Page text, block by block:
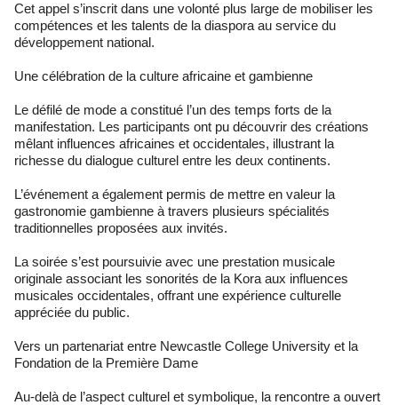
Cet appel s’inscrit dans une volonté plus large de mobiliser les
compétences et les talents de la diaspora au service du
développement national.
Une célébration de la culture africaine et gambienne
Le défilé de mode a constitué l’un des temps forts de la
manifestation. Les participants ont pu découvrir des créations
mêlant influences africaines et occidentales, illustrant la
richesse du dialogue culturel entre les deux continents.
L’événement a également permis de mettre en valeur la
gastronomie gambienne à travers plusieurs spécialités
traditionnelles proposées aux invités.
La soirée s’est poursuivie avec une prestation musicale
originale associant les sonorités de la Kora aux influences
musicales occidentales, offrant une expérience culturelle
appréciée du public.
Vers un partenariat entre Newcastle College University et la
Fondation de la Première Dame
Au-delà de l’aspect culturel et symbolique, la rencontre a ouvert